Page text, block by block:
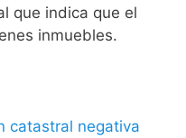
que indica que el
inmuebles.
catastral negativa